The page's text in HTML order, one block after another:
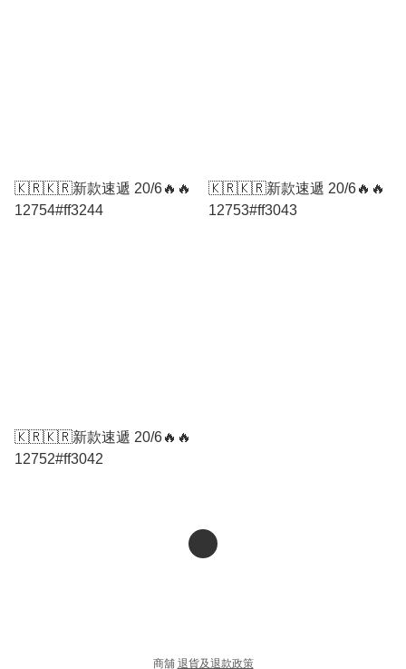
🇰🇷🇰🇷新款速遞 20/6🔥🔥
12754#ff3244
🇰🇷🇰🇷新款速遞 20/6🔥🔥
12753#ff3043
🇰🇷🇰🇷新款速遞 20/6🔥🔥
12752#ff3042
商舖 退貨及退款政策